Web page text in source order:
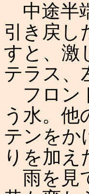
中途半
引き戻し
すと、激
テラス、
フロン
う水。他
テンを
りを加え
雨を見